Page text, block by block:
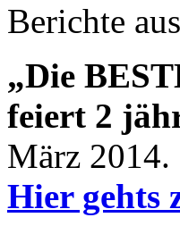
Berichte
„Die
feiert 2
März 2014.
Hier gehts